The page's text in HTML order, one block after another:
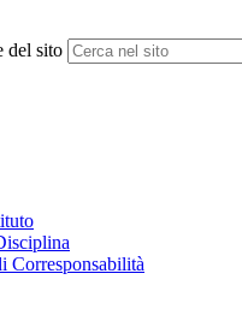
del sito
Corresponsabilità